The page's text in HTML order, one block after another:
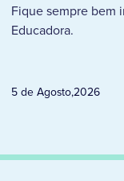
Fique sempre bem
Educadora.
5 de Agosto,2026